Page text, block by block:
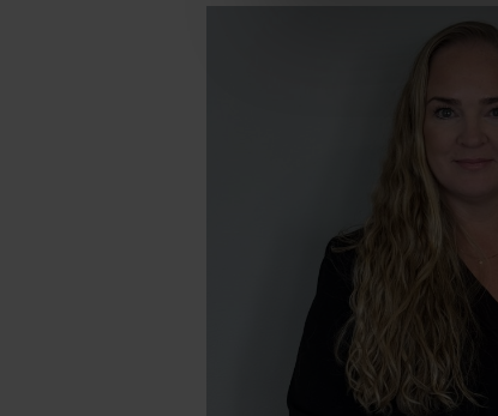
Vår Cookie Banner
rättigheter du har som
ändamål. Genom att
insamling du
Du kan läsa mer om
integritetspolicy.
Vi och våra partners
Personaliserat